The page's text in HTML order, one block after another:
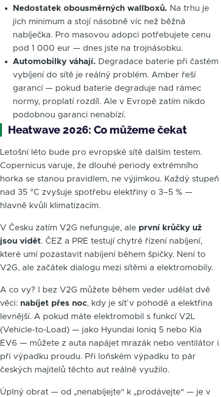
Nedostatek obousměrných wallboxů. Na trhu je
jich minimum a stojí násobně víc než běžná
nabíječka. Pro masovou adopci potřebujete cenu
pod 1 000 eur — dnes jste na trojnásobku.
Automobilky váhají. Degradace baterie při častém
vybíjení do sítě je reálný problém. Amber řeší
garancí — pokud baterie degraduje nad rámec
normy, proplatí rozdíl. Ale v Evropě zatím nikdo
podobnou garanci nenabízí.
Heatwave 2026: Co můžeme čekat
Letošní léto bude pro evropské sítě dalším testem.
Copernicus varuje, že dlouhé periody extrémního
horka se stanou pravidlem, ne výjimkou. Každý stupeň
nad 35 °C zvyšuje spotřebu elektřiny o 3–5 % —
hlavně kvůli klimatizacím.
V Česku zatím V2G nefunguje, ale první krůčky už
jsou vidět. ČEZ a PRE testují chytré řízení nabíjení,
které umí pozastavit nabíjení během špičky. Není to
V2G, ale začátek dialogu mezi sítěmi a elektromobily.
A co vy? I bez V2G můžete během veder udělat dvě
věci: nabíjet přes noc, kdy je síť v pohodě a elektřina
levnější. A pokud máte elektromobil s funkcí V2L
(Vehicle-to-Load) — jako Hyundai Ioniq 5 nebo Kia
EV6 — můžete z auta napájet mrazák nebo ventilátor i
při výpadku proudu. Při loňském výpadku to pár
českých majitelů těchto aut reálně využilo.
Úplný obrat — od „nenabíjejte" k „prodávejte" — je v